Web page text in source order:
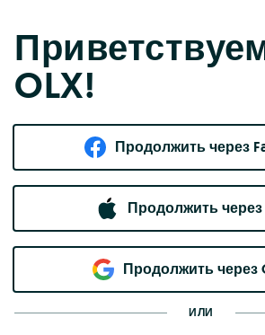
OLX!
Продолжить через
Продолжить
Продолжить через
ИЛИ